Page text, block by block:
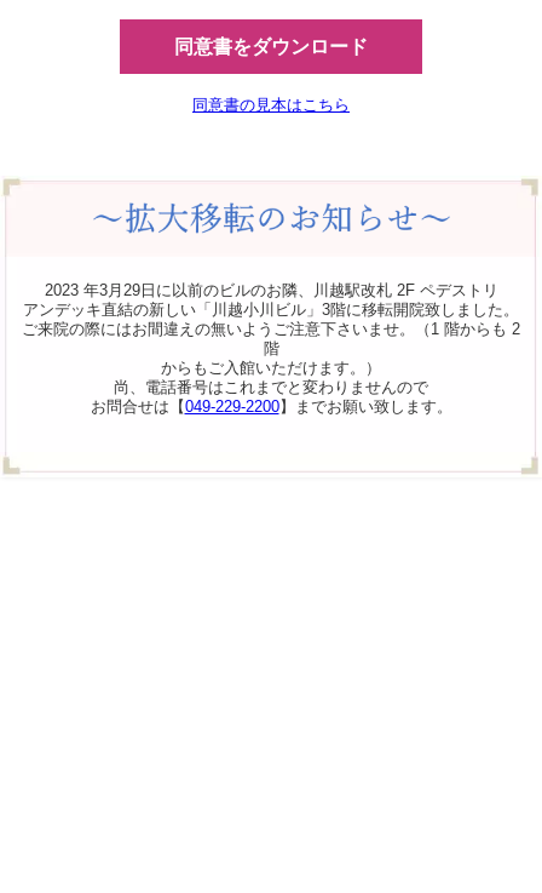
同意書をダウンロード
同意書の見本はこちら
2023 年3月29日に以前のビルのお隣、川越駅改札 2F ペデストリ
アンデッキ直結の新しい「川越小川ビル」3階に移転開院致しました。
ご来院の際にはお間違えの無いようご注意下さいませ。（1 階からも 2
階
からもご入館いただけます。）
尚、電話番号はこれまでと変わりませんので
お問合せは【049-229-2200】までお願い致します。